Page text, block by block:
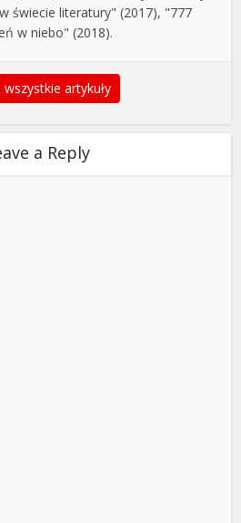
świecie literatury" (2017), "777
w niebo" (2018).
wszystkie artykuły
a Reply